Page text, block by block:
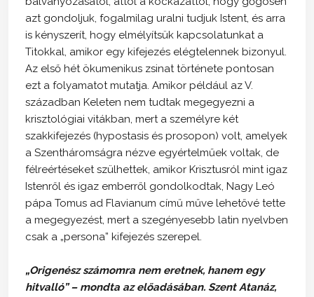
azt gondoljuk, fogalmilag uralni tudjuk Istent, és arra
is kényszerít, hogy elmélyítsük kapcsolatunkat a
Titokkal, amikor egy kifejezés elégtelennek bizonyul.
Az első hét ökumenikus zsinat története pontosan
ezt a folyamatot mutatja. Amikor például az V.
században Keleten nem tudtak megegyezni a
krisztológiai vitákban, mert a személyre két
szakkifejezés (hypostasis és prosopon) volt, amelyek
a Szentháromságra nézve egyértelműek voltak, de
félreértéseket szülhettek, amikor Krisztusról mint igaz
Istenről és igaz emberről gondolkodtak, Nagy Leó
pápa Tomus ad Flavianum című műve lehetővé tette
a megegyezést, mert a szegényesebb latin nyelvben
csak a „persona” kifejezés szerepel.
„Origenész számomra nem eretnek, hanem egy
hitvalló” – mondta az előadásában. Szent Atanáz,